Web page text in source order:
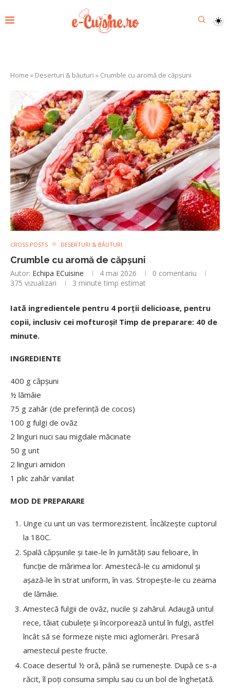
Home » Deserturi & băuturi » Crumble cu aromă de căpșuni
CROSS POSTS DESERTURI & BĂUTURI
Crumble cu aromă de căpșuni
Autor: Echipa ECuisine 4 mai 2026
0 comentariu
375 vizualizari 3 minute timp estimat
Iată ingredientele pentru 4 porții delicioase, pentru
copii, inclusiv cei mofturoși! Timp de preparare: 40 de
minute.
INGREDIENTE
400 g căpșuni
½ lămâie
75 g zahăr (de preferință de cocos)
100 g fulgi de ovăz
2 linguri nuci sau migdale măcinate
50 g unt
2 linguri amidon
1 plic zahăr vanilat
MOD DE PREPARARE
Unge cu unt un vas termorezis­tent. Încălzește cuptorul
la 180C.
Spală căpșunile și taie-le în jumătăți sau felioare, în
funcție de mărimea lor. Amestecă-le cu amidonul și
așază-le în strat uniform, în vas. Stropește-le cu zeama
de lămâie.
Amestecă fulgii de ovăz, nucile și zahărul. Adaugă untul
rece, tăiat cubulețe și încorporează untul în fulgi, astfel
încât să se formeze niște mici aglomerări. Presară
amestecul peste fructe.
Coace desertul ½ oră, până se rumenește. După ce s-a
răcit, îl poți consuma simplu sau cu un bol de înghețată.